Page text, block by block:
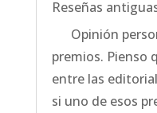
Reseñas
Opinión
premios. Pienso
entre las
si uno de esos